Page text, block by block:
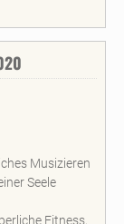
Musizieren
Seele
Fitness,